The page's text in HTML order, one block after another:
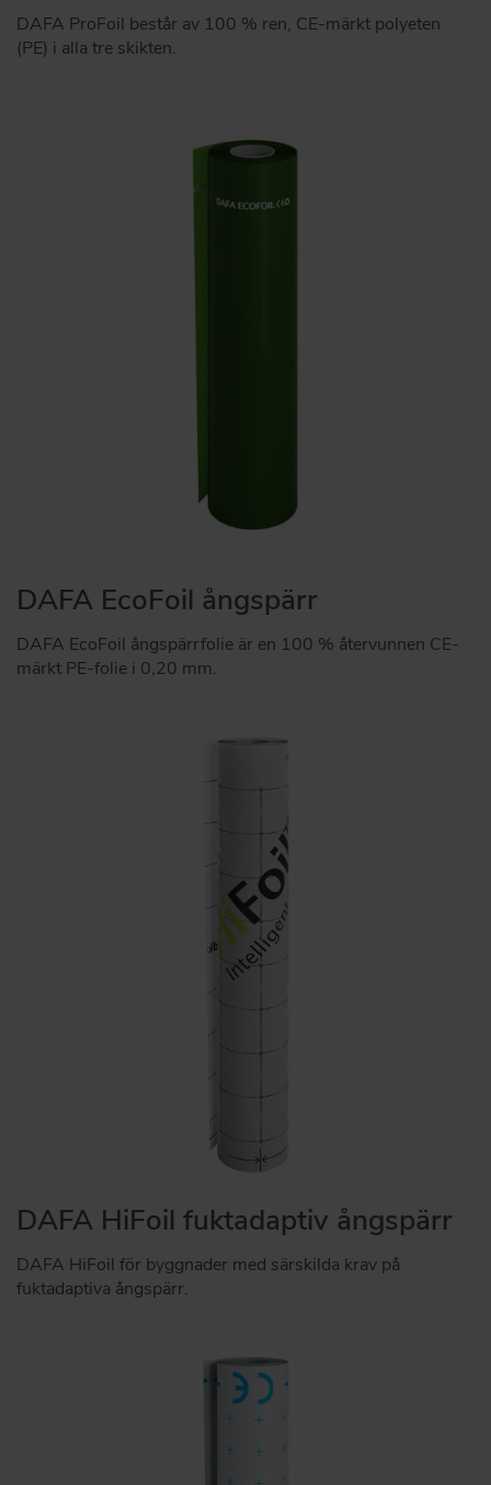
DAFA ProFoil består av 100 % ren, CE-märkt polyeten
(PE) i alla tre skikten.
DAFA EcoFoil ångspärr
DAFA EcoFoil ångspärrfolie är en 100 % återvunnen CE-
märkt PE-folie i 0,20 mm.
DAFA HiFoil fuktadaptiv ångspärr
DAFA HiFoil för byggnader med särskilda krav på
fuktadaptiva ångspärr.